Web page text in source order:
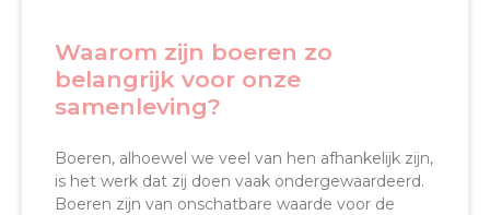
Waarom zijn boeren zo
belangrijk voor onze
samenleving?
Boeren, alhoewel we veel van hen afhankelijk zijn,
is het werk dat zij doen vaak ondergewaardeerd.
Boeren zijn van onschatbare waarde voor de